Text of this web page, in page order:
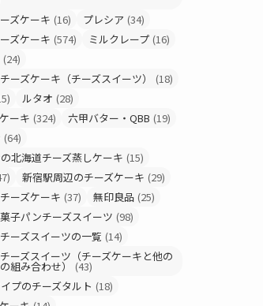
ズケーキ (16) プレシア (34)
ズケーキ (574) ミルクレープ (16)
(24)
ーズケーキ（チーズスイーツ）
(18)
ルタオ (28)
ーキ (324) 六甲バター・QBB (19)
(64)
北海道チーズ蒸しケーキ (15)
新宿駅周辺のチーズケーキ (29)
ーズケーキ (37) 無印良品 (25)
子パンチーズスイーツ (98)
ーズスイーツの一覧 (14)
ーズスイーツ（チーズケーキと他の
組み合わせ）
(43)
プのチーズタルト (18)